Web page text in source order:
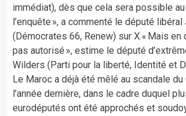
immédiat), dès que cela sera possible
l’enquête », a commenté le député
(Démocrates 66, Renew) sur X.« Mais en
pas autorisé », estime le député
Wilders (Parti pour la liberté, Identité et
Le Maroc a déjà été mêlé au scandale du
l’année dernière, dans le cadre duquel
eurodéputés ont été approchés et